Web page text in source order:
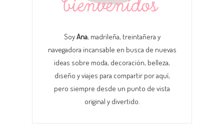
SoyAna, madrileña, treintañera y
navegadora incansable en busca de nuevas
ideas sobre moda, decoración, belleza,
diseño y viajes para compartir por aquí,
pero siempre desde un punto de vista
original y divertido.